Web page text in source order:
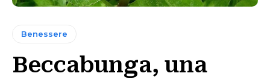
Benessere
Beccabunga, una